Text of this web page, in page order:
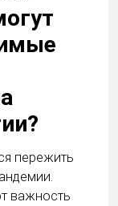
пережить
важность